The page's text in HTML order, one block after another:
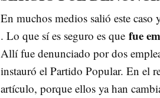
En muchos medios salió este caso
. Lo que sí es seguro es que fue
Allí fue denunciado por dos
instauró el Partido Popular. En el
artículo, porque ellos ya han